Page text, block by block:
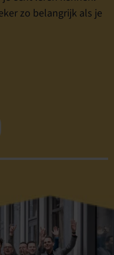
zo belangrijk als je